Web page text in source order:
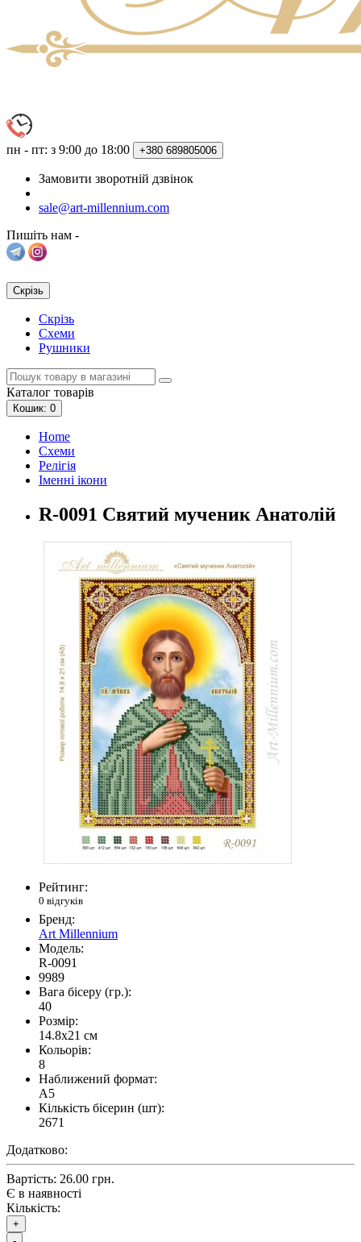
пн - пт: з 9:00 до 18:00 +380 689805006
Замовити зворотній дзвінок
sale@art-millennium.com
Пишіть нам -
Скрізь
Скрізь
Схеми
Рушники
Каталог товарів
Кошик: 0
Home
Схеми
Релігія
Іменні ікони
R-0091 Святий мученик Анатолій
Рейтинг:
0 відгуків
Бренд:
Art Millennium
Модель:
R-0091
9989
Вага бісеру (гр.):
40
Розмір:
14.8x21 см
Кольорів:
8
Наближений формат:
A5
Кількість бісерин (шт):
2671
Додатково:
Вартість: 26.00 грн.
Є в наявності
Кількість:
+